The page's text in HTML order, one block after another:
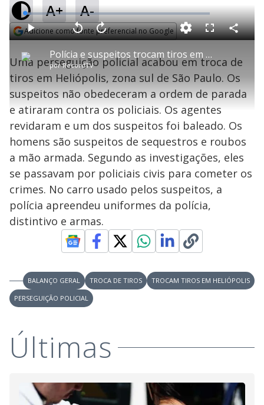
A+ A-
Adicione como fonte preferencial no Google
P
l
a
y
V
i
d
e
o
Polícia e suspeitos trocam tiros em Heliópolis, na zona sul de SP
porRecordTV
P V
a
r
1
0
e
g
n
d
s
A
n
r
s
e
u
n
d
o
s
M
u
d
o
L
o
a
d
e
3
.
3
8
%
F
l
s
c
e
n
C
o
a
r
i
l
a
Uma perseguição policial acabou em troca de
tiros em Heliópolis, zona sul de São Paulo. Os
suspeitos não obedeceram a ordem de parada
e atiraram contra os policiais. Os agentes
revidaram e um dos suspeitos foi baleado. Os
homens são suspeitos de sequestros e roubos
a mão armada. Segundo as investigações, eles
se passavam por policiais civis para cometer os
crimes. No carro usado pelos suspeitos, a
polícia apreendeu uniformes da polícia,
distintivo e armas.
BALANÇO GERAL TROCA DE TIROS
TROCAM TIROS EM HELIÓPOLIS
PERSEGUIÇÃO POLICIAL
Últimas